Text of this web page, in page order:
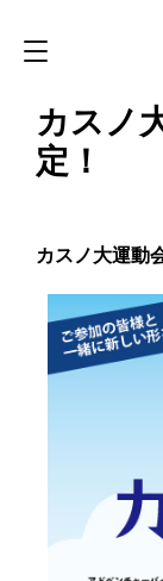
カスノ
定！
カスノ大運動